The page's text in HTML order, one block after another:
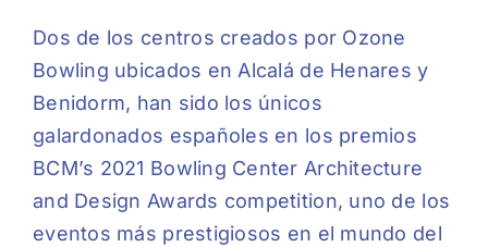
Dos de los centros creados por Ozone
Bowling ubicados en Alcalá de Henares y
Benidorm, han sido los únicos
galardonados españoles en los premios
BCM’s 2021 Bowling Center Architecture
and Design Awards competition, uno de los
eventos más prestigiosos en el mundo del